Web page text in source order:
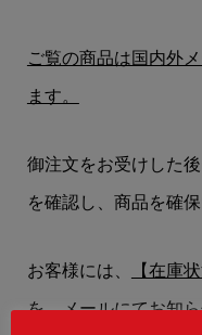
ご覧の商品は国内外
ます。
御注文をお受けした
を確認し、商品を確保
お客様には、 【在庫状
を、メールにてお知